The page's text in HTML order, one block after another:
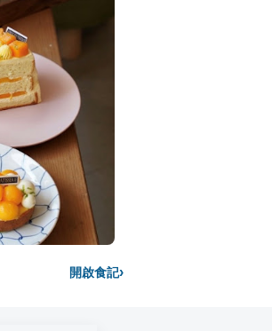
開啟食記›